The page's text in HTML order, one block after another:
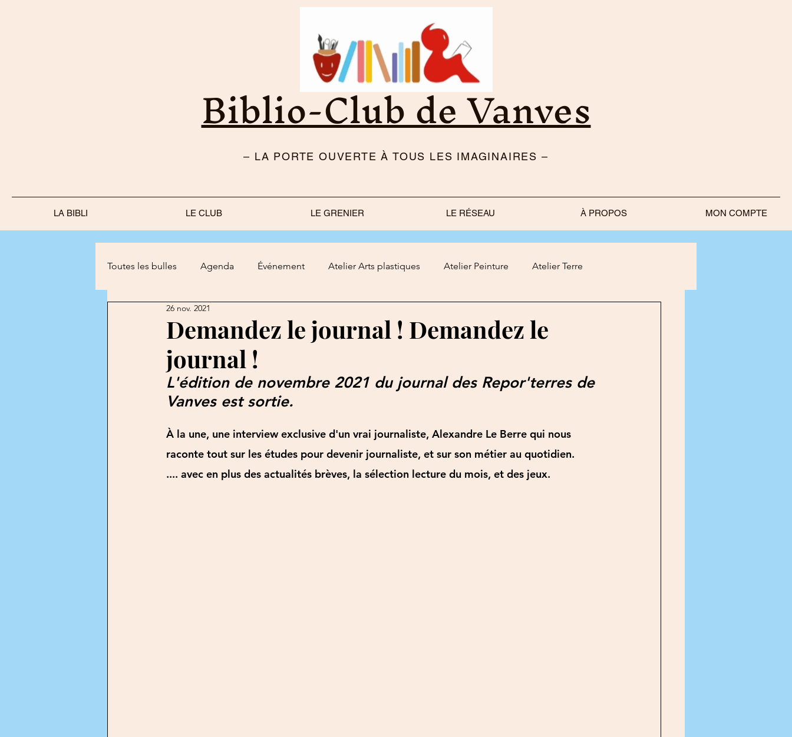
Biblio-Club de Vanves
– LA PORTE OUVERTE À TOUS LES IMAGINAIRES –
LA BIBLI LE CLUB LE GRENIER LE RÉSEAU À PROPOS MON COMPTE
Toutes les bulles Agenda Événement Atelier Arts plastiques Atelier Peinture Atelier Terre
Les Petits Poucets
Atelier Théâtre Les Petits curieux
Demandez le journal ! Demandez le
journal !
26 nov. 2021
L'édition de novembre 2021 du journal des Repor'terres de
Vanves est sortie.
À la une, une interview exclusive d'un vrai journaliste, Alexandre Le Berre qui nous
raconte tout sur les études pour devenir journaliste, et sur son métier au quotidien.
.... avec en plus des actualités brèves, la sélection lecture du mois, et des jeux.